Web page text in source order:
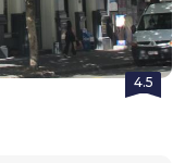
4.5